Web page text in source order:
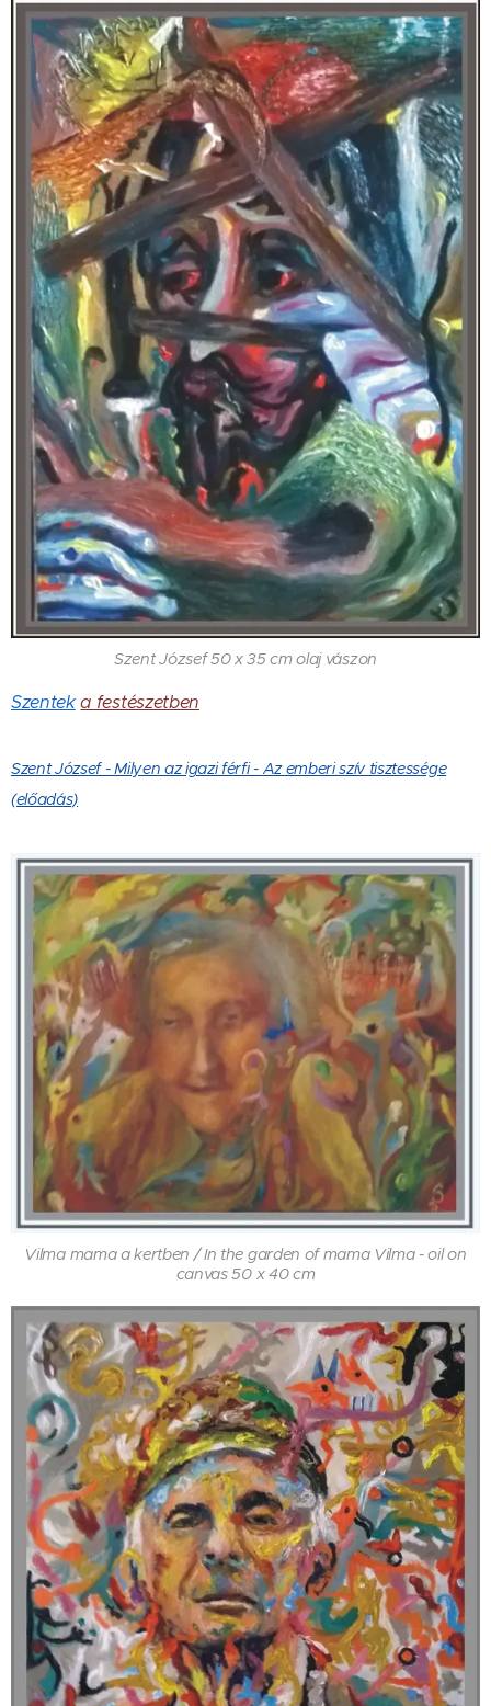
Szent József 50 x 35 cm olaj vászon
Szentek a festészetben
Szent József - Milyen az igazi férfi - Az emberi szív tisztessége
(előadás)
Vilma mama a kertben / In the garden of mama Vilma - oil on
canvas 50 x 40 cm